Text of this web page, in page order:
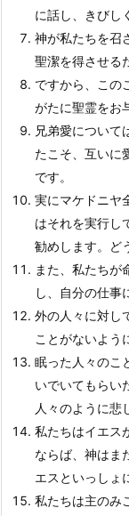
に話し、きびし
神が私たちを召
聖潔を得させる
ですから、この
がたに聖霊をお
兄弟愛について
たこそ、互いに
です。
実にマケドニヤ
はそれを実行し
勧めします。ど
また、私たちが
し、自分の仕事
外の人々に対し
ことがないよう
眠った人々のこ
いでいてもらい
人々のように悲
私たちはイエス
ならば、神はま
エスといっしょ
私たちは主のみ